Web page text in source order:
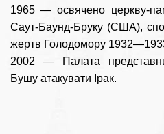
1965 — освячено церкву-
Саут-Баунд-Бруку (США),
жертв Голодомору 1932—1933
2002 — Палата
Бушу атакувати Ірак.